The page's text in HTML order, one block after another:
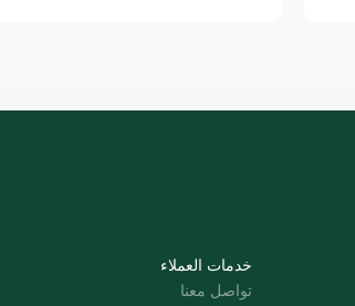
خدمات العملاء
تواصل معنا